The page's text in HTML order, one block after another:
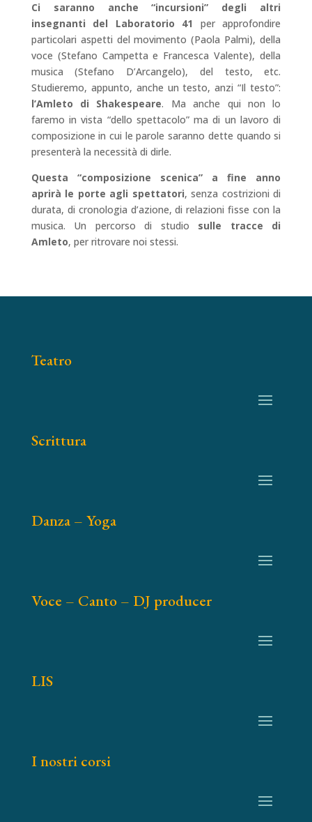
Ci saranno anche “incursioni” degli altri
insegnanti del Laboratorio 41
per approfondire
particolari aspetti del movimento (Paola Palmi), della
voce (Stefano Campetta e Francesca Valente), della
musica (Stefano D’Arcangelo), del testo, etc.
Studieremo, appunto, anche un testo, anzi “Il testo”:
l’Amleto di Shakespeare. Ma anche qui non lo
faremo in vista “dello spettacolo” ma di un lavoro di
composizione in cui le parole saranno dette quando si
presenterà la necessità di dirle.
Questa “composizione scenica” a fine anno
aprirà le porte agli spettatori, senza costrizioni di
durata, di cronologia d’azione, di relazioni fisse con la
musica. Un percorso di studio sulle tracce di
Amleto, per ritrovare noi stessi.
Teatro
Scrittura
Danza – Yoga
Voce – Canto – DJ producer
LIS
I nostri corsi